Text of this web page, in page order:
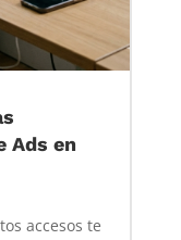
Ads en
accesos te